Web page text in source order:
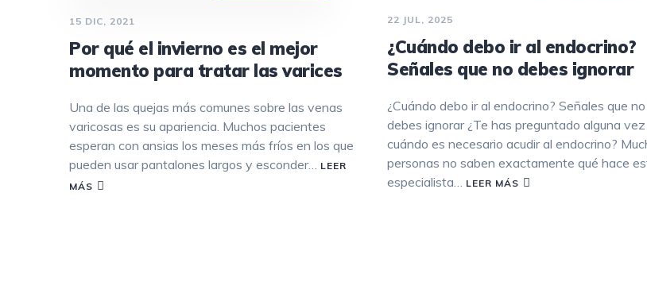
HIPERHIDROSIS
DERMAPEN
HILOS TENSORES
15 DIC, 2021
Por qué el invierno es el mejor
momento para tratar las varices
Una de las quejas más comunes sobre las venas
varicosas es su apariencia. Muchos pacientes
esperan con ansias los meses más fríos en los que
pueden usar pantalones largos y esconder…
LEER
MÁS
22 JUL, 2025
¿Cuándo debo ir al endocrino?
Señales que no debes ignorar
¿Cuándo debo ir al endocrino? Señales que no
debes ignorar ¿Te has preguntado alguna vez
cuándo es necesario acudir al endocrino?
personas no saben exactamente qué hace
especialista…
LEER MÁS